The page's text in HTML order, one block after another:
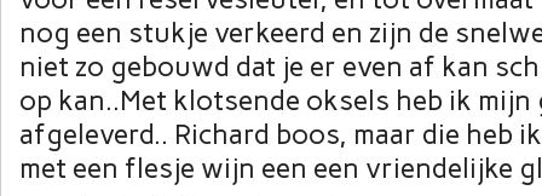
nog een stukje verkeerd en zijn de
niet zo gebouwd dat je er even af kan
op kan..Met klotsende oksels heb ik mijn
afgeleverd.. Richard boos, maar die heb
met een flesje wijn een een vriendelijke